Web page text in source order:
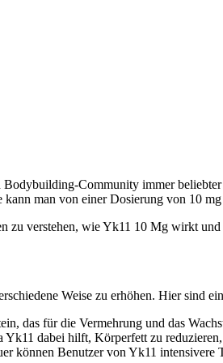
Community immer
man von einer Dosierung von 10
zu verstehen, wie Yk11 10 Mg wirkt und
Weise zu erhöhen. Hier sind
das für die Vermehrung und das
dabei hilft, Körperfett zu
können Benutzer von Yk11 intensivere